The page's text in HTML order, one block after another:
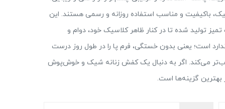
باکیفیت و مناسب استفاده روزانه و رسمی هستند. این
تولید شده تا در کنار ظاهر کلاسیک خود، دوام و
پاشنه ۳ سانتی واقعاً استاندارد است؛ یعنی بدون خستگی، فرم پا را در طول روز درست
می‌کند. اگر به دنبال یک کفش زنانه شیک و خوش‌پوش